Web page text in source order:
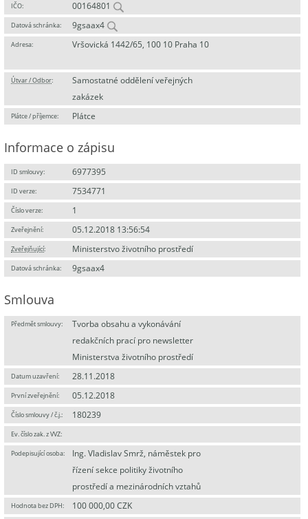
IČO: 00164801
Datová schránka: 9gsaax4
Adresa: Vršovická 1442/65, 100 10 Praha 10
Útvar / Odbor:
Samostatné oddělení veřejných
zakázek
Plátce / příjemce: Plátce
Informace o zápisu
ID smlouvy: 6977395
ID verze: 7534771
Číslo verze: 1
Zveřejnění: 05.12.2018 13:56:54
Zveřejňující: Ministerstvo životního prostředí
Datová schránka: 9gsaax4
Smlouva
Předmět smlouvy:
Tvorba obsahu a vykonávání
redakčních prací pro newsletter
Ministerstva životního prostředí
Datum uzavření: 28.11.2018
První zveřejnění: 05.12.2018
Číslo smlouvy / č.j.: 180239
Ev. číslo zak. z VVZ:
Podepisující osoba:
Ing. Vladislav Smrž, náměstek pro
řízení sekce politiky životního
prostředí a mezinárodních vztahů
Hodnota bez DPH: 100 000,00 CZK